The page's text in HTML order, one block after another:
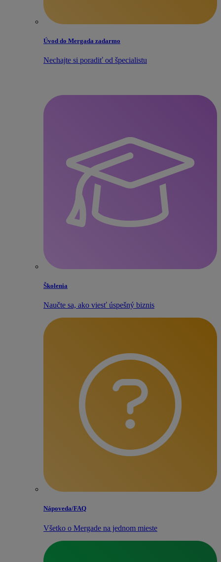
Úvod do Mergada zadarmo
Nechajte si poradiť od špecialistu
Školenia
Naučte sa, ako viesť úspešný biznis
Nápoveda/​FAQ
Všetko o Mergade na jednom mieste